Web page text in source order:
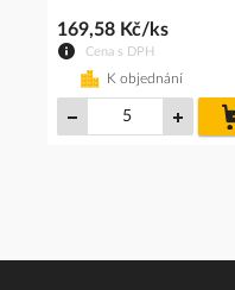
Cena s DPH
169,58 Kč/ks
K objednání